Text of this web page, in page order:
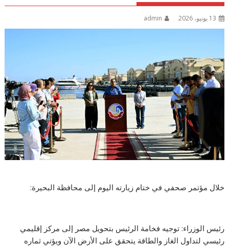
13 يونيو، 2026 admin
خلال مؤتمر صحفي في ختام زيارته اليوم إلى محافظة البحيرة:
رئيس الوزراء: توجيه فخامة الرئيس بتحويل مصر إلى مركز إقليمي
رئيسي لتداول الغاز والطاقة يتحقق على الأرض الآن ويؤتي ثماره